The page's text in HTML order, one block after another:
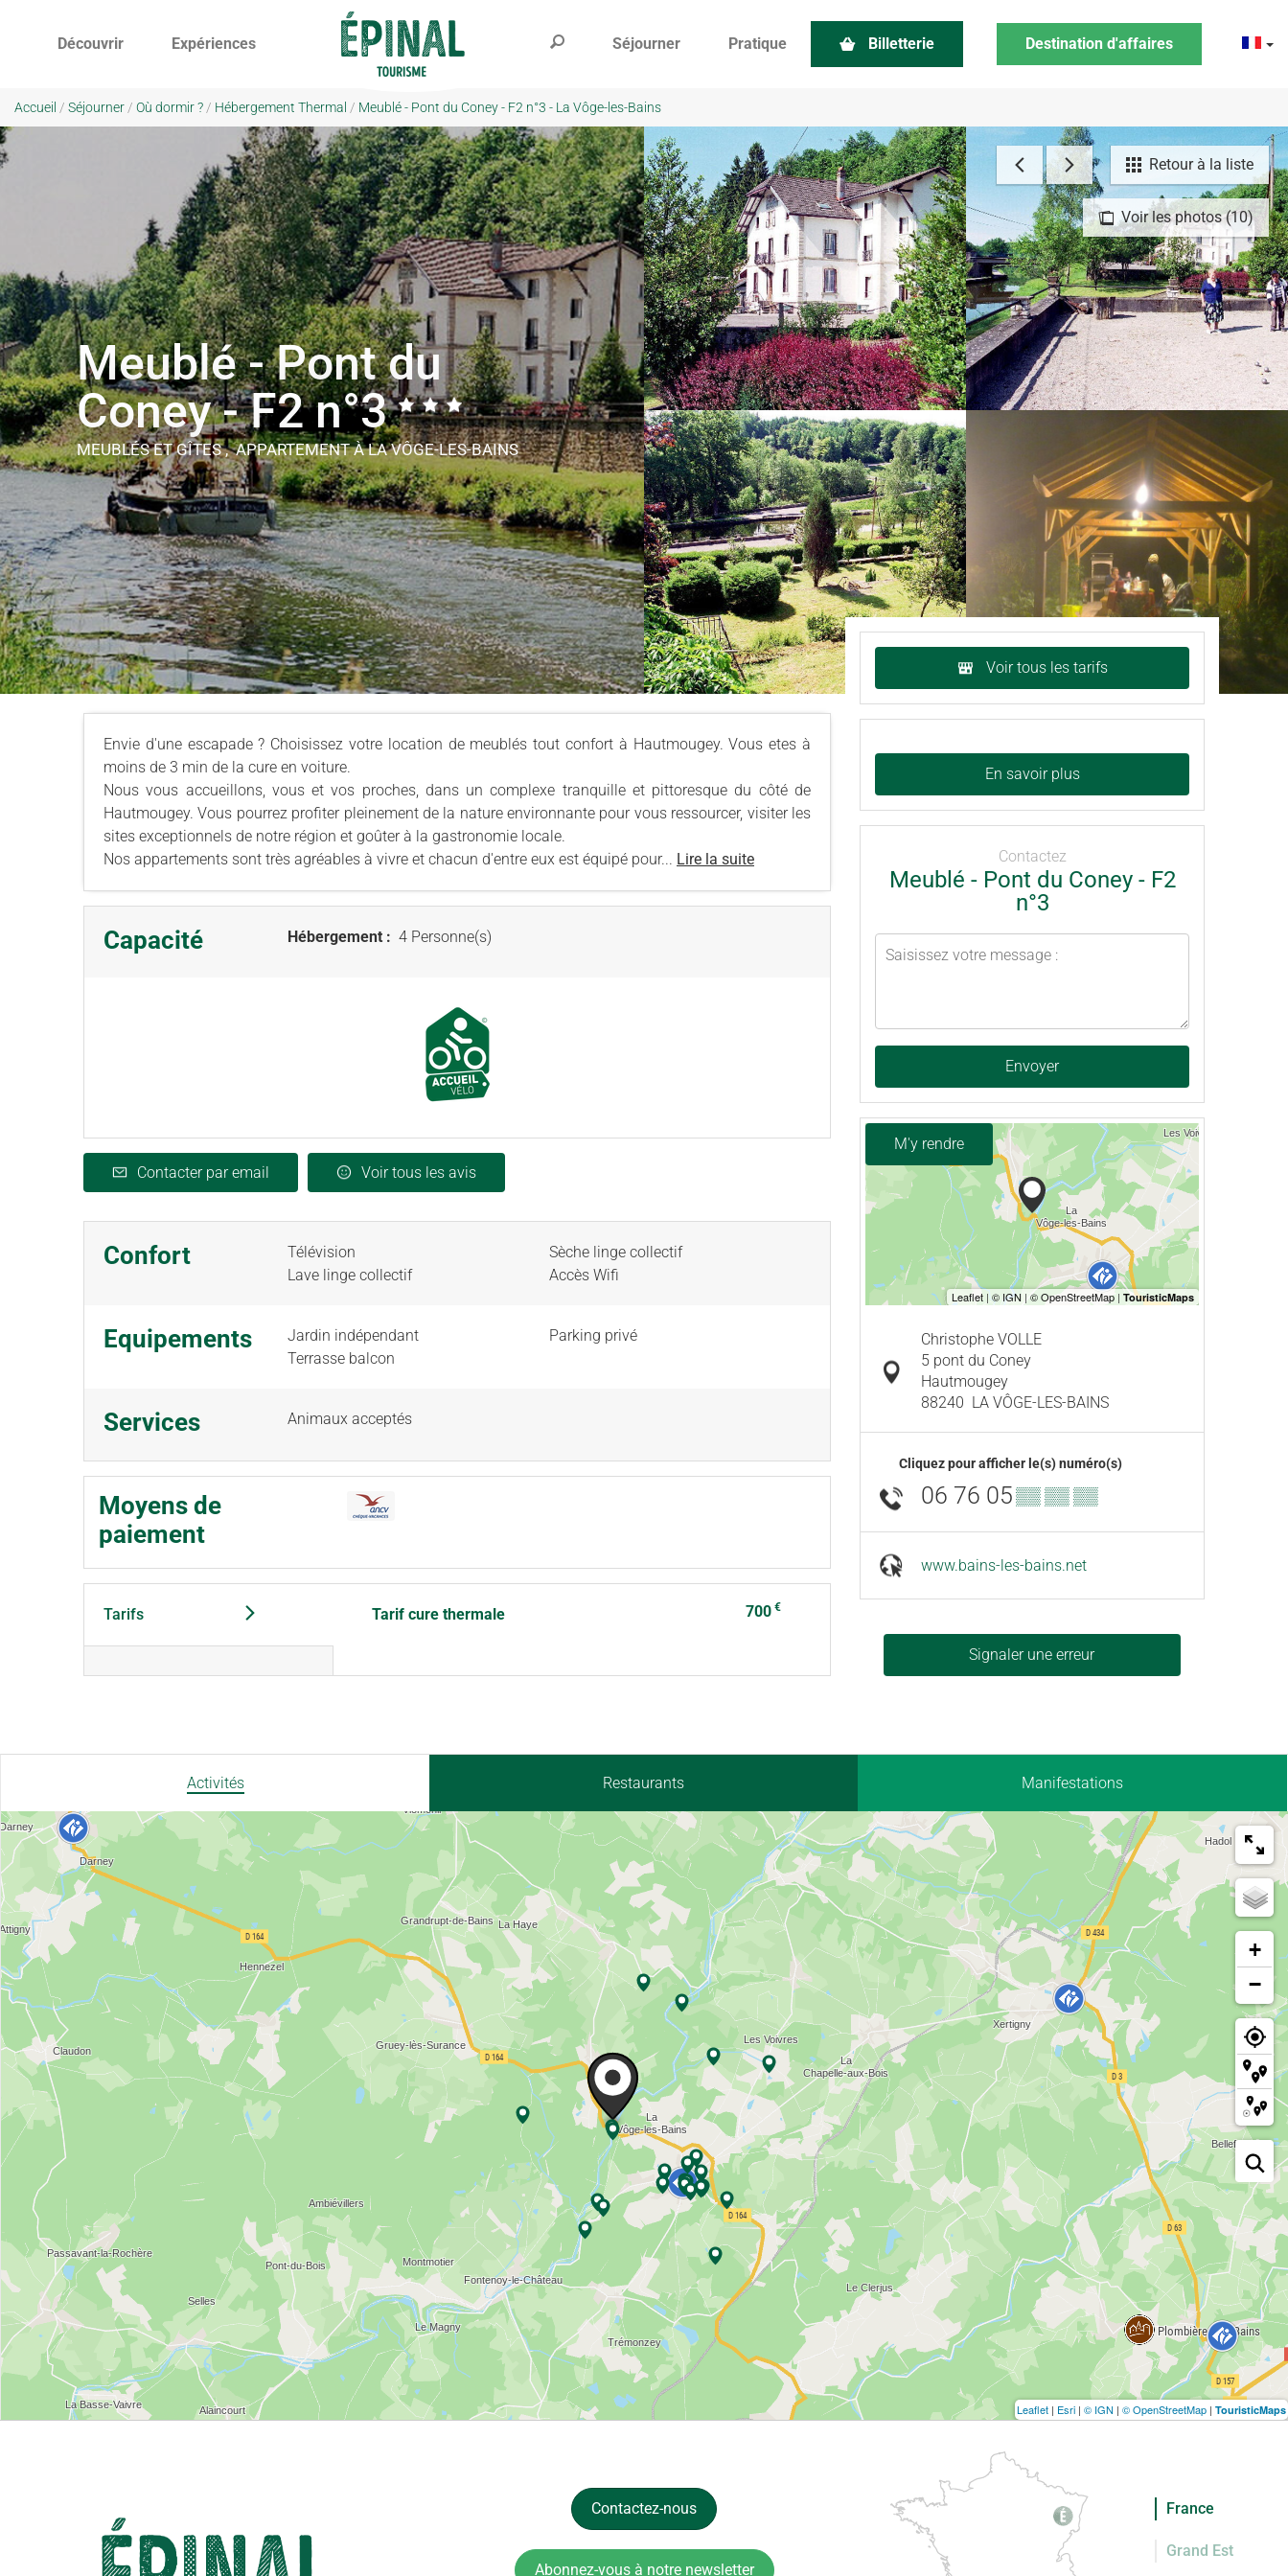
Découvrir Expériences Séjourner Pratique Billetterie Destination d'affaires
Accueil / Séjourner / Où dormir ? / Hébergement Thermal / Meublé - Pont du Coney - F2 n°3 - La Vôge-les-Bains
Voir les photos (10)
Retour à la liste
Meublé - Pont du
Coney - F2 n°3
MEUBLÉS ET GÎTES , APPARTEMENTÀ LA VÔGE-LES-BAINS
Envie d'une escapade ? Choisissez votre location de meublés tout confort à Hautmougey. Vous etes à
moins de 3 min de la cure en voiture.
Nous vous accueillons, vous et vos proches, dans un complexe tranquille et pittoresque du côté de
Hautmougey. Vous pourrez profiter pleinement de la nature environnante pour vous ressourcer, visiter les
sites exceptionnels de notre région et goûter à la gastronomie locale.
Nos appartements sont très agréables à vivre et chacun d'entre eux est équipé pour... Lire la suite
Capacité Hébergement : 4 Personne(s)
Contacter par email Voir tous les avis
Confort
Télévision
Lave linge collectif
Sèche linge collectif
Accès Wifi
Equipements
Jardin indépendant
Terrasse balcon
Parking privé
Services Animaux acceptés
Moyens de
paiement
Tarifs Tarif cure thermale 700 €
Voir tous les tarifs
En savoir plus
Contactez
Meublé - Pont du Coney - F2
n°3
Envoyer
M'y rendre
Christophe VOLLE
5 pont du Coney
Hautmougey
88240 LA VÔGE-LES-BAINS
Cliquez pour afficher le(s) numéro(s)
06 76 05▒▒ ▒▒ ▒▒
www.bains-les-bains.net
Signaler une erreur
Activités Restaurants Manifestations
+
−
Leaflet | Esri | © IGN | © OpenStreetMap | TouristicMaps
Contactez-nous
Abonnez-vous à notre newsletter
France
Grand Est